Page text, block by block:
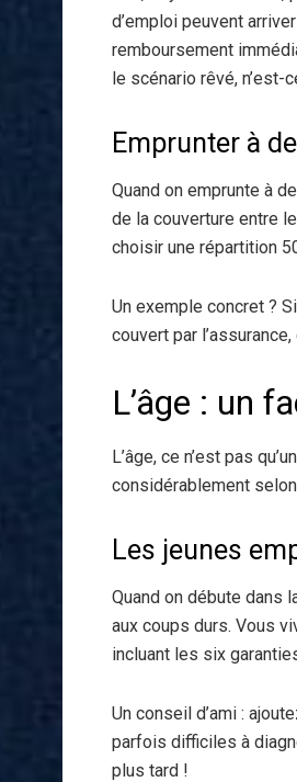
d’emploi peuvent
remboursement
le scénario rêvé, n’est-
Emprunter à
Quand on emprunte à
de la couverture entre
choisir une répartition
Un exemple concret ?
couvert par
L’âge : un
L’âge, ce n’est pas
considérablement
Les jeunes
Quand on débute dans
aux coups durs. Vous
incluant les six
Un conseil d’ami :
parfois difficiles à
plus tard !